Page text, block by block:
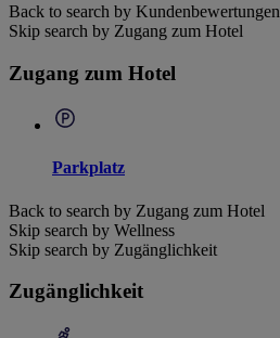
Back to search by Kundenbewertungen
Skip search by Zugang zum Hotel
Zugang zum Hotel
Parkplatz
Back to search by Zugang zum Hotel
Skip search by Wellness
Skip search by Zugänglichkeit
Zugänglichkeit